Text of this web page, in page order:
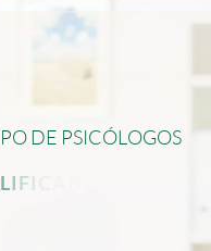
PODE PSICÓL OGOS
LIFI